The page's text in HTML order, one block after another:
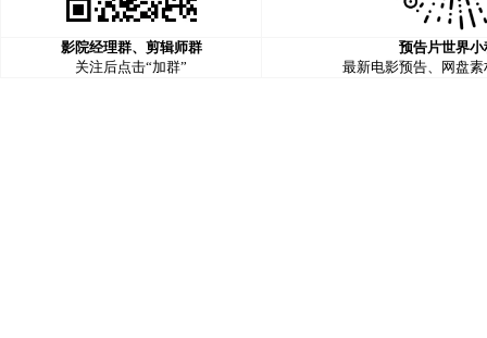
影院经理群、剪辑师群
关注后点击“加群”
预告片世界小
最新电影预告、网盘